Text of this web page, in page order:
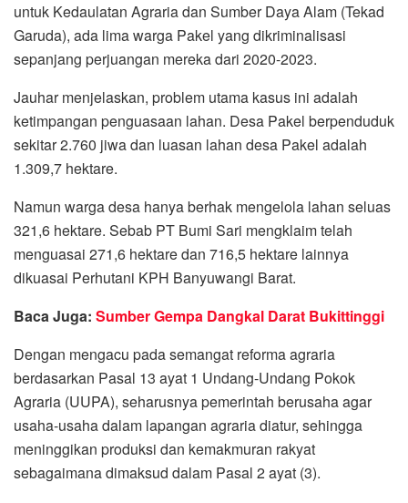
untuk Kedaulatan Agraria dan Sumber Daya Alam (Tekad
Garuda), ada lima warga Pakel yang dikriminalisasi
sepanjang perjuangan mereka dari 2020-2023.
Jauhar menjelaskan, problem utama kasus ini adalah
ketimpangan penguasaan lahan. Desa Pakel berpenduduk
sekitar 2.760 jiwa dan luasan lahan desa Pakel adalah
1.309,7 hektare.
Namun warga desa hanya berhak mengelola lahan seluas
321,6 hektare. Sebab PT Bumi Sari mengklaim telah
menguasai 271,6 hektare dan 716,5 hektare lainnya
dikuasai Perhutani KPH Banyuwangi Barat.
Baca Juga: Sumber Gempa Dangkal Darat Bukittinggi
Dengan mengacu pada semangat reforma agraria
berdasarkan Pasal 13 ayat 1 Undang-Undang Pokok
Agraria (UUPA), seharusnya pemerintah berusaha agar
usaha-usaha dalam lapangan agraria diatur, sehingga
meninggikan produksi dan kemakmuran rakyat
sebagaimana dimaksud dalam Pasal 2 ayat (3).